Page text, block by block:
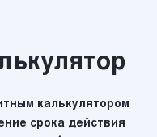
калькулятором
срока действия